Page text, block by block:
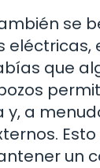
se
eléctricas,
que
a
un